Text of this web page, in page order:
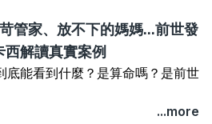
直都在，陪你一起成長，你成
在旁邊幫你加油的角色。祂會在你
補齊比較缺乏的部分，但你自己
會顯現出來，互相呼應。不過守護
感知，才比較容易連結到。守護
光與愛，守護你的能量場和氣場，
求，重複問各種老師同一個問
的答案，卻不願面對真正該解決的
它？
來。拿一張紙，左邊寫下要改的
麼方法、花多久時間去達成。
時會問 AI 怎麼回訊息，因為它
爾想說的是：靠 AI、靠靈感都
西內化成自己的智慧，真的下定
狀態：害怕、受傷、迷惘、卡關，
想讓我們看見什麼?
身心靈具足的女神,黑白髮代表陰
意思是Alice已經累積夠多了,做好
的樣子 🌸
一身責任在草叢裡走。但烏龜的
隨時隨地都可以休息,照自己的步
年）——天使系統更完整了，出現
有「七位豐盛之神」（第一層天
與物質的存在（第二層），最後
第三層）。
在講同一件事：人類，一直被一
九個人，從馬賽進、往里昂走。
策劃了，當時在精油問香課程裡，
，幫忙規劃「一個一年後的香氛
，去了、也回來了。😆
上，是日常
國學精油，這次異地重遊，整個人
管家、放不下的媽媽...前世發
解讀真實案例
底能看到什麼？是算命嗎？是前世
更像是一部靈魂的履歷表，你這一
...more